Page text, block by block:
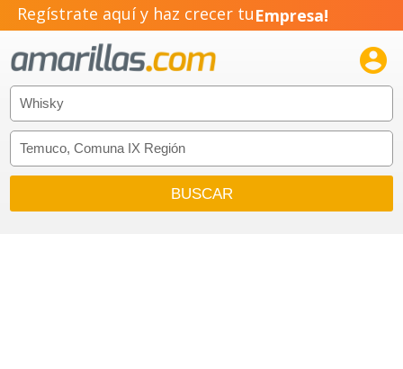
Regístrate aquí y haz crecer tuEmpresa!
Pyme!
Emprendimiento!
